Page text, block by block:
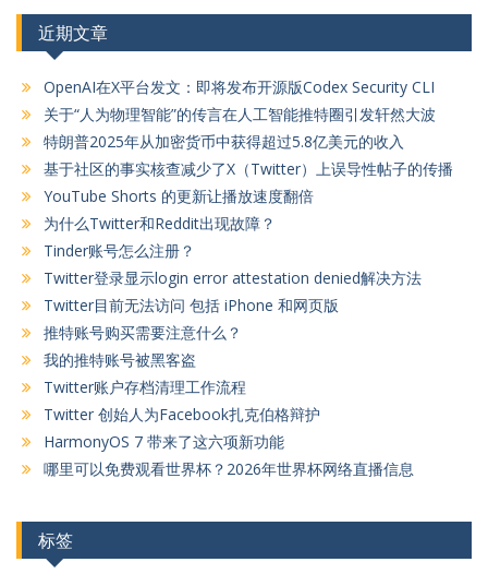
近期文章
OpenAI在X平台发文：即将发布开源版Codex Security CLI
关于“人为物理智能”的传言在人工智能推特圈引发轩然大波
特朗普2025年从加密货币中获得超过5.8亿美元的收入
基于社区的事实核查减少了X（Twitter）上误导性帖子的传播
YouTube Shorts 的更新让播放速度翻倍
为什么Twitter和Reddit出现故障？
Tinder账号怎么注册？
Twitter登录显示login error attestation denied解决方法
Twitter目前无法访问 包括 iPhone 和网页版
推特账号购买需要注意什么？
我的推特账号被黑客盗
Twitter账户存档清理工作流程
Twitter 创始人为Facebook扎克伯格辩护
HarmonyOS 7 带来了这六项新功能
哪里可以免费观看世界杯？2026年世界杯网络直播信息
标签